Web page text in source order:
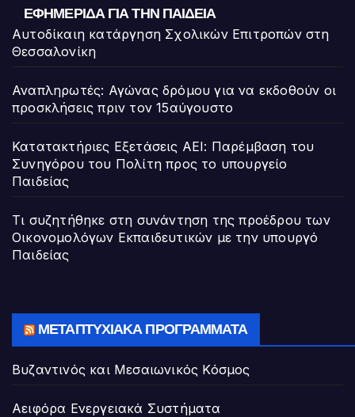
ΕΦΗΜΕΡΊΔΑ ΓΙΑ ΤΗΝ ΠΑΙΔΕΊΑ
Αυτοδίκαιη κατάργηση Σχολικών Επιτροπών στη
Θεσσαλονίκη
Αναπληρωτές: Αγώνας δρόμου για να εκδοθούν οι
προσκλήσεις πριν τον 15αύγουστο
Κατατακτήριες Εξετάσεις ΑΕΙ: Παρέμβαση του
Συνηγόρου του Πολίτη προς το υπουργείο
Παιδείας
Τι συζητήθηκε στη συνάντηση της προέδρου των
Οικονομολόγων Εκπαιδευτικών με την υπουργό
Παιδείας
ΜΕΤΑΠΤΥΧΙΑΚΆ ΠΡΟΓΡΆΜΜΑΤΑ
Βυζαντινός και Μεσαιωνικός Κόσμος
Αειφόρα Ενεργειακά Συστήματα